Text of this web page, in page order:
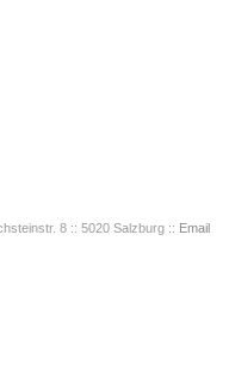
8 :: 5020 Salzburg :: Email